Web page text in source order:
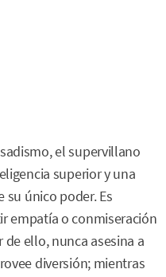
el supervillano
superior y una
su único poder. Es
empatía o conmiseración
ello, nunca asesina a
diversión; mientras